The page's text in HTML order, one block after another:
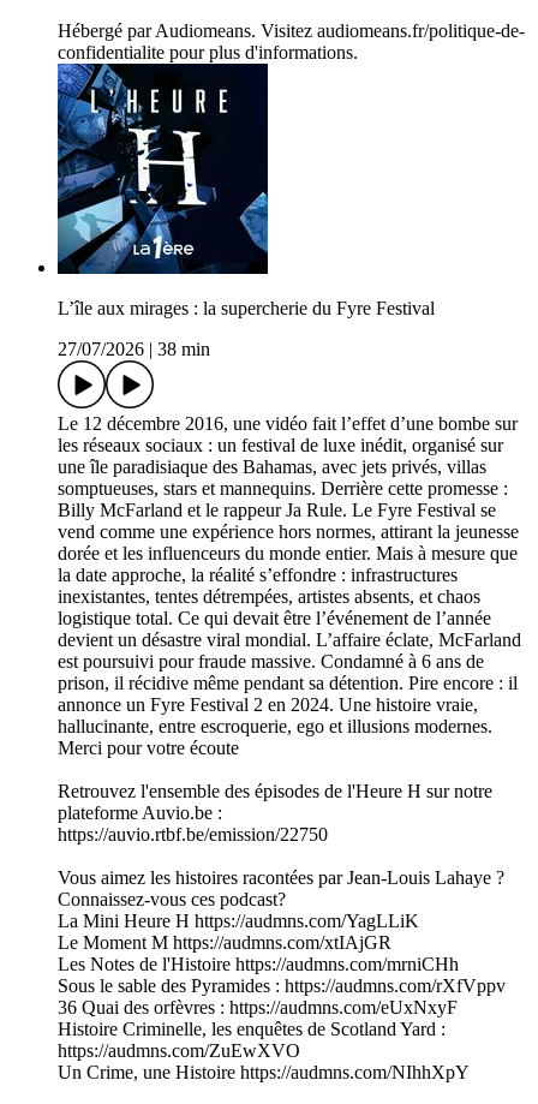
Hébergé par Audiomeans. Visitez audiomeans.fr/politique-de-
confidentialite pour plus d'informations.
L’île aux mirages : la supercherie du Fyre Festival
27/07/2026
38 min
Le 12 décembre 2016, une vidéo fait l’effet d’une bombe sur
les réseaux sociaux : un festival de luxe inédit, organisé sur
une île paradisiaque des Bahamas, avec jets privés, villas
somptueuses, stars et mannequins. Derrière cette promesse :
Billy McFarland et le rappeur Ja Rule. Le Fyre Festival se
vend comme une expérience hors normes, attirant la jeunesse
dorée et les influenceurs du monde entier. Mais à mesure que
la date approche, la réalité s’effondre : infrastructures
inexistantes, tentes détrempées, artistes absents, et chaos
logistique total. Ce qui devait être l’événement de l’année
devient un désastre viral mondial. L’affaire éclate, McFarland
est poursuivi pour fraude massive. Condamné à 6 ans de
prison, il récidive même pendant sa détention. Pire encore : il
annonce un Fyre Festival 2 en 2024. Une histoire vraie,
hallucinante, entre escroquerie, ego et illusions modernes.
Merci pour votre écoute
Retrouvez l'ensemble des épisodes de l'Heure H sur notre
plateforme Auvio.be :
https://auvio.rtbf.be/emission/22750
Vous aimez les histoires racontées par Jean-Louis Lahaye ?
Connaissez-vous ces podcast?
La Mini Heure H https://audmns.com/YagLLiK
Le Moment M https://audmns.com/xtIAjGR
Les Notes de l'Histoire https://audmns.com/mrniCHh
Sous le sable des Pyramides : https://audmns.com/rXfVppv
36 Quai des orfèvres : https://audmns.com/eUxNxyF
Histoire Criminelle, les enquêtes de Scotland Yard :
https://audmns.com/ZuEwXVO
Un Crime, une Histoire https://audmns.com/NIhhXpY